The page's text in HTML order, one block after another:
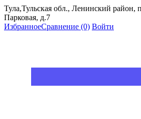
Тула,Тульская обл., Ленинский район,
Парковая, д.7
ИзбранноеСравнение (0) Войти